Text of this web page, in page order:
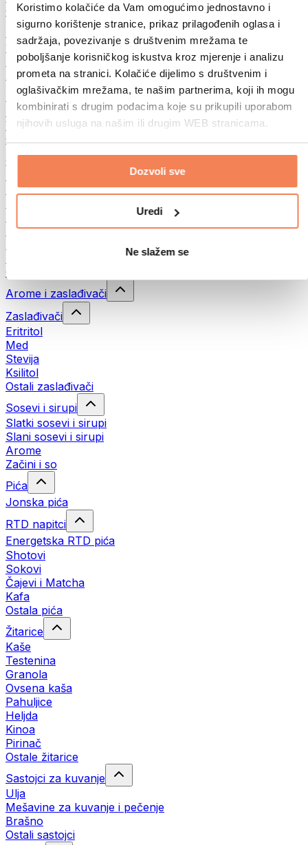
Koristimo kolačiće da Vam omogućimo jednostavno i
sigurno korištenje stranice, prikaz prilagođenih oglasa i
sadržaja, povezivanje s društvenim mrežama te
poboljšanje korisničkog iskustva kroz mjerenje i analizu
prometa na stranici. Kolačiće dijelimo s društvenim i
oglašivačkim mrežama, te našim partnerima, koji ih mogu
kombinirati s drugim podacima koje su prikupili uporabom
njihovih usluga na našim ili drugim WEB stranicama.
Dozvoli sve
Uredi
Ne slažem se
Ostala fitnes jela
Puteri od orašastih plodova
100% namazi od orašastih plodova
Slatki namazi od orašastih plodova
Proteinski namazi od orašastih plodova
Superhrana
Zelena superhrana
Vlakna
Ostala superhrana
Grickalice
Suvo meso
Proteinski čips
Ostale grickalice
Arome i zaslađivači
Zaslađivači
Eritritol
Med
Stevija
Ksilitol
Ostali zaslađivači
Sosevi i sirupi
Slatki sosevi i sirupi
Slani sosevi i sirupi
Arome
Začini i so
Pića
Jonska pića
RTD napitci
Energetska RTD pića
Shotovi
Sokovi
Čajevi i Matcha
Kafa
Ostala pića
Žitarice
Kaše
Testenina
Granola
Ovsena kaša
Pahuljice
Heljda
Kinoa
Pirinač
Ostale žitarice
Sastojci za kuvanje
Ulja
Mešavine za kuvanje i pečenje
Brašno
Ostali sastojci